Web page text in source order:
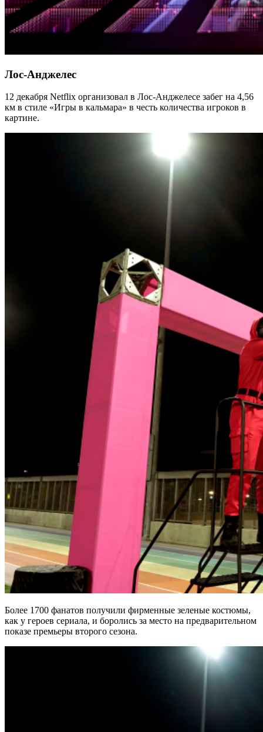
Лос-Анджелес
12 декабря Netflix организовал в Лос-Анджелесе забег на 4,56
км в стиле «Игры в кальмара» в честь количества игроков в
картине.
Более 1700 фанатов получили фирменные зеленые костюмы,
как у героев сериала, и боролись за место на предварительном
показе премьеры второго сезона.